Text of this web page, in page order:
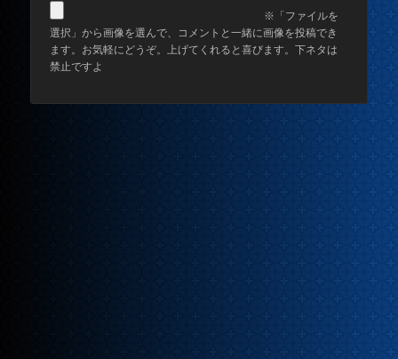
※「ファイルを
選択」から画像を選んで、コメントと一緒に画像を投稿でき
ます。お気軽にどうぞ。上げてくれると喜びます。下ネタは
禁止ですよ